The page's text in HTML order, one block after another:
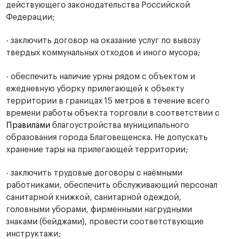
действующего законодательства Российской
Федерации;
- заключить договор на оказание услуг по вывозу
твердых коммунальных отходов и иного мусора;
- обеспечить наличие урны рядом с объектом и
ежедневную уборку прилегающей к объекту
территории в границах 15 метров в течение всего
времени работы объекта торговли в соответствии с
Правилами благоустройства муниципального
образования города Благовещенска. Не допускать
хранение тары на прилегающей территории;
- заключить трудовые договоры с наёмными
работниками, обеспечить обслуживающий персонал
санитарной книжкой, санитарной одеждой,
головными уборами, фирменными нагрудными
знаками (бейджами), провести соответствующие
инструктажи;